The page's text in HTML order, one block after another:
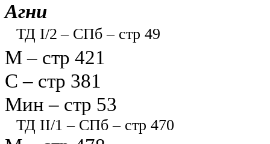
Агни
ТД I/2 – СПб – стр 49
М – стр 421
С – стр 381
Мин – стр 53
ТД II/1 – СПб – стр 470